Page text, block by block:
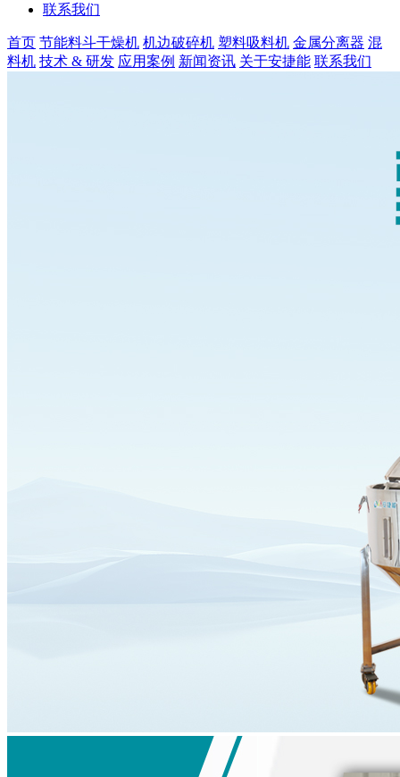
联系我们
首页 节能料斗干燥机 机边破碎机 塑料吸料机 金属分离器 混
料机 技术 & 研发 应用案例 新闻资讯 关于安捷能 联系我们